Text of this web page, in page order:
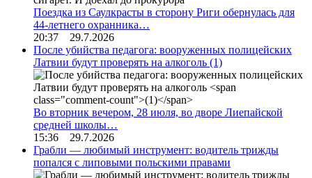
Поездка из Саулкрасты в сторону Риги обернулась для
44-летнего охранника…
20:37 29.7.2026
После убийства педагога: вооруженных полицейских
Латвии будут проверять на алкоголь (1)
Во вторник вечером, 28 июля, во дворе Лиепайской
средней школы…
15:36 29.7.2026
Грабли — любимый инструмент: водитель трижды
попался с липовыми польскими правами